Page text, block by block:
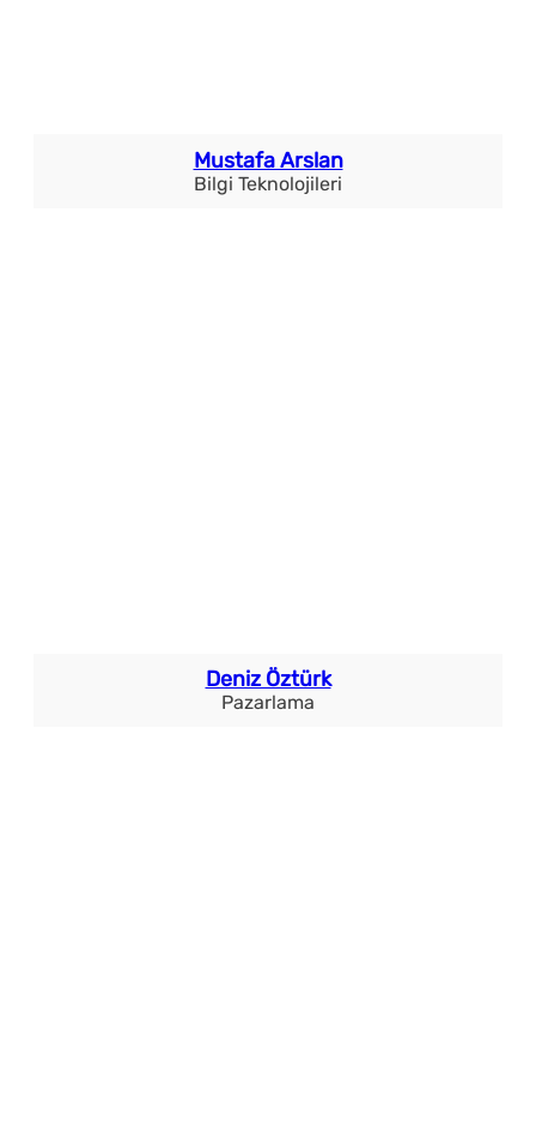
Mustafa Arslan
Bilgi Teknolojileri
Deniz Öztürk
Pazarlama